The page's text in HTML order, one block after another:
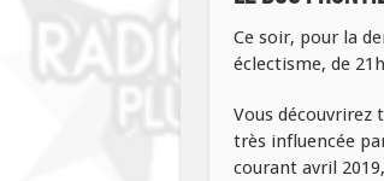
Ce soir, pour la
éclectisme, de
Vous découvrirez
très influencée
courant avril